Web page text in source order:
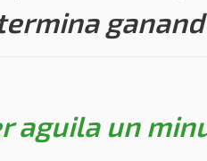
aguila un